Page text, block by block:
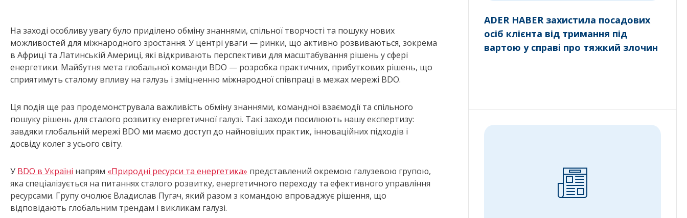
На заході особливу увагу було приділено обміну знаннями, спільної творчості та пошуку нових
можливостей для міжнародного зростання. У центрі уваги — ринки, що активно розвиваються, зокрема
в Африці та Латинській Америці, які відкривають перспективи для масштабування рішень у сфері
енергетики. Майбутня мета глобальної команди BDO — розробка практичних, прибуткових рішень, що
сприятимуть сталому впливу на галузь і зміцненню міжнародної співпраці в межах мережі BDO.
Ця подія ще раз продемонструвала важливість обміну знаннями, командної взаємодії та спільного
пошуку рішень для сталого розвитку енергетичної галузі. Такі заходи посилюють нашу експертизу:
завдяки глобальній мережі BDO ми маємо доступ до найновіших практик, інноваційних підходів і
досвіду колег з усього світу.
У BDO в Україні напрям «Природні ресурси та енергетика» представлений окремою галузевою групою,
яка спеціалізується на питаннях сталого розвитку, енергетичного переходу та ефективного управління
ресурсами. Групу очолює Владислав Пугач, який разом з командою впроваджує рішення, що
відповідають глобальним трендам і викликам галузі.
ADER HABER захистила посадових
осіб клієнта від тримання під
вартою у справі про тяжкий злочин